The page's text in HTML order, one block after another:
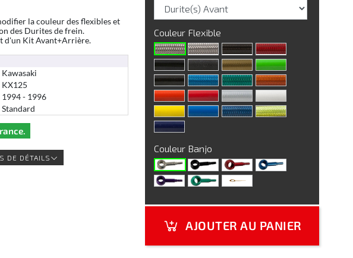
la couleur des flexibles et
des Durites de frein.
d'un Kit Avant+Arrière.
Kawasaki
KX125
1994 - 1996
Standard
DE DÉTAILS
Couleur Flexible
Couleur Banjo
AJOUTER AU PANIER